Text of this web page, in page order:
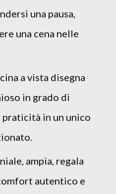
una pausa,
una cena nelle
a vista disegna
in grado di
in un unico
ampia, regala
autentico e